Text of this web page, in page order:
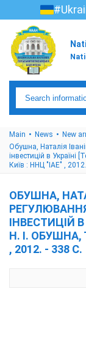
Main News New
Обушна, Наталія
інвестицій в
Київ : ННЦ "ІАЕ" ,
ОБУШНА,
ІНВЕСТИЦІЙ
Н. І. ОБУШНА,
, 2012. - 338 С.